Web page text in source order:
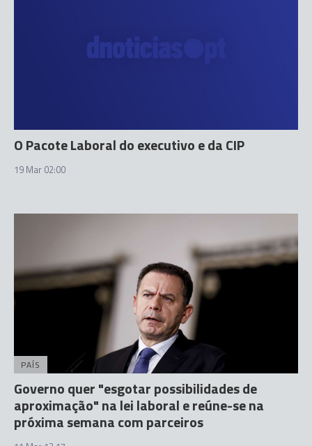
O Pacote Laboral do executivo e da CIP
19 Mar 02:00
PAÍS
Governo quer "esgotar possibilidades de
aproximação" na lei laboral e reúne-se na
próxima semana com parceiros